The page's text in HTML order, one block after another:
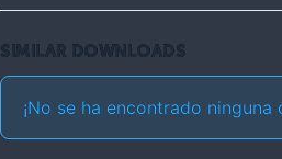
SIMILAR DOWNLOADS
¡No se ha encontrado